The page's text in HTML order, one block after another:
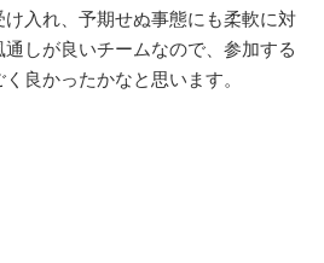
入れ、予期せぬ事態にも柔軟に対
しが良いチームなので、参加する
良かったかなと思います。